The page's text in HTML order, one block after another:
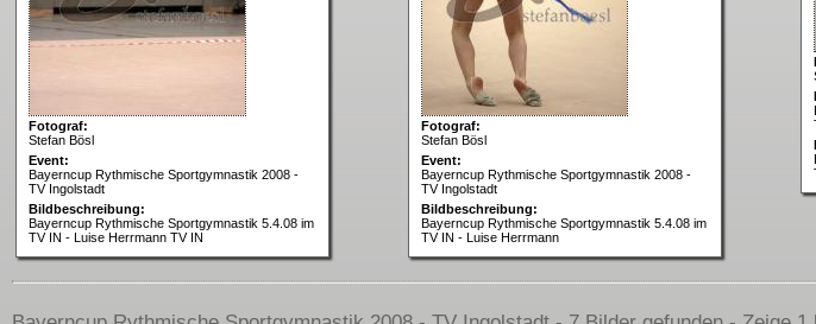
Fotograf:
Stefan Bösl
Event:
Bayerncup Rythmische Sportgymnastik 2008 -
TV Ingolstadt
Bildbeschreibung:
Bayerncup Rythmische Sportgymnastik 5.4.08 im
TV IN - Luise Herrmann TV IN
Fotograf:
Stefan Bösl
Event:
Bayerncup Rythmische Sportgymnastik 2008 -
TV Ingolstadt
Bildbeschreibung:
Bayerncup Rythmische Sportgymnastik 5.4.08 im
TV IN - Luise Herrmann